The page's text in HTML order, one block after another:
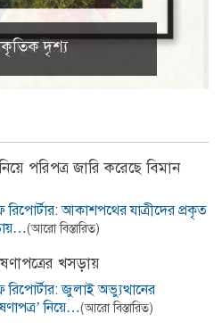
দৃশ্য
পরিপত্র জারি করেছে বিমান
রিপোর্টার: আকাশপথের যাত্রীদের প্রকৃত
(আরো বিস্তারিত)
খসড়ায়
রিপোর্টার: জুলাই অভ্যুত্থানের
নিয়ে…(আরো বিস্তারিত)